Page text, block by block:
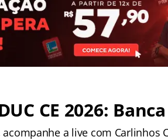
CE 2026:
acompanhe a live com Carlinhos